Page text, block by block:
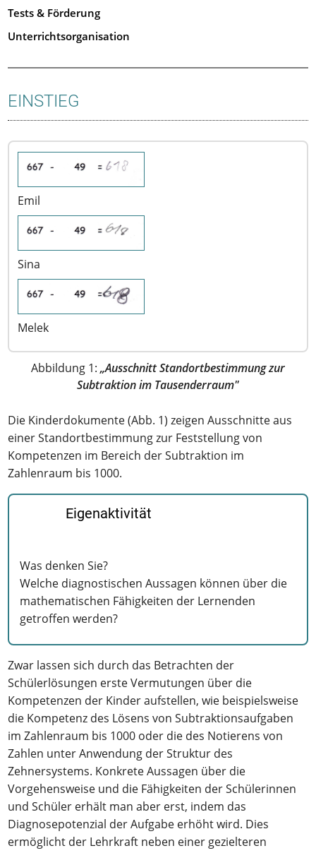
Tests & Förderung
Unterrichtsorganisation
EINSTIEG
Emil
Sina
Melek
Abbildung 1: „Ausschnitt Standortbestimmung zur
Subtraktion im Tausenderraum"
Die Kinderdokumente (Abb. 1) zeigen Ausschnitte aus
einer Standortbestimmung zur Feststellung von
Kompetenzen im Bereich der Subtraktion im
Zahlenraum bis 1000.
Eigenaktivität
Was denken Sie?
Welche diagnostischen Aussagen können über die
mathematischen Fähigkeiten der Lernenden
getroffen werden?
Zwar lassen sich durch das Betrachten der
Schülerlösungen erste Vermutungen über die
Kompetenzen der Kinder aufstellen, wie beispielsweise
die Kompetenz des Lösens von Subtraktionsaufgaben
im Zahlenraum bis 1000 oder die des Notierens von
Zahlen unter Anwendung der Struktur des
Zehnersystems. Konkrete Aussagen über die
Vorgehensweise und die Fähigkeiten der Schülerinnen
und Schüler erhält man aber erst, indem das
Diagnosepotenzial der Aufgabe erhöht wird. Dies
ermöglicht der Lehrkraft neben einer gezielteren